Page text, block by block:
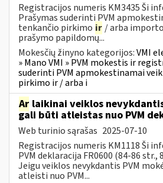
Registracijos numeris KM3435 Ši
Prašymas suderinti PVM
tenkančio pirkimo ir / arba
prašymo papildomų...
Mokesčių žinyno kategorijos:VMI
» Mano VMI » PVM mokestis ir
suderinti PVM apmokestinamai
pirkimo ir / arba i
Ar laikinai veiklos
gali būti atleistas nuo PVM
Web turinio sąrašas 2025-07-10
Registracijos numeris KM1118 Ši
PVM deklaracija FR0600 (84-86 str.,
Jeigu veiklos nevykdantis PVM
atleisti nuo PVM...